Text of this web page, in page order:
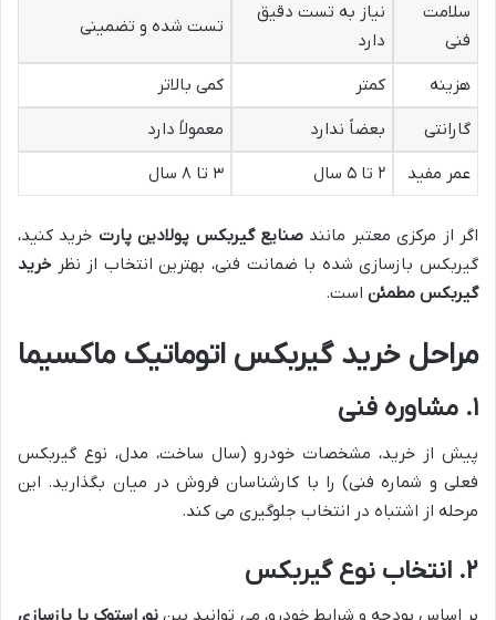
سلامت
فنی
نیاز به تست دقیق
دارد
تست شده و تضمینی
هزینه کمتر
کمی بالاتر
گارانتی
بعضاً ندارد
معمولاً دارد
عمر مفید
۲ تا ۵ سال ۳ تا ۸ سال
اگر از مرکزی معتبر مانند صنایع گیربکس پولادین پارت خرید کنید،
گیربکس بازسازی شده با ضمانت فنی، بهترین انتخاب از نظر خرید
گیربکس مطمئن است.
مراحل خرید گیربکس اتوماتیک ماکسیما
۱. مشاوره فنی
پیش از خرید، مشخصات خودرو (سال ساخت، مدل، نوع گیربکس
فعلی و شماره فنی) را با کارشناسان فروش در میان بگذارید. این
مرحله از اشتباه در انتخاب جلوگیری می کند.
۲. انتخاب نوع گیربکس